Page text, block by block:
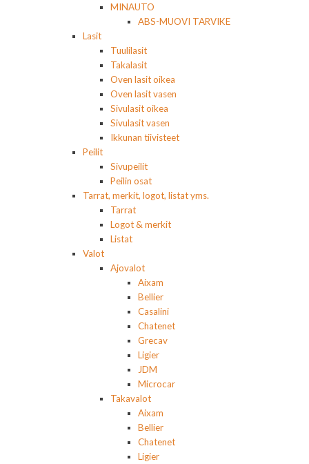
MINAUTO
ABS-MUOVI TARVIKE
Lasit
Tuulilasit
Takalasit
Oven lasit oikea
Oven lasit vasen
Sivulasit oikea
Sivulasit vasen
Ikkunan tiivisteet
Peilit
Sivupeilit
Peilin osat
Tarrat, merkit, logot, listat yms.
Tarrat
Logot & merkit
Listat
Valot
Ajovalot
Aixam
Bellier
Casalini
Chatenet
Grecav
Ligier
JDM
Microcar
Takavalot
Aixam
Bellier
Chatenet
Ligier